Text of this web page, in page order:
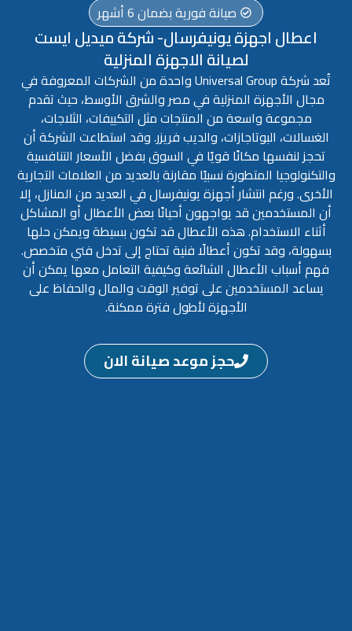
صيانة فورية بضمان 6 أشهر
اعطال اجهزة يونيفرسال- شركة ميديل ايست
لصيانة الاجهزة المنزلية
تُعد شركة Universal Group واحدة من الشركات المعروفة في
مجال الأجهزة المنزلية في مصر والشرق الأوسط، حيث تقدم
مجموعة واسعة من المنتجات مثل التكييفات، الثلاجات،
الغسالات، البوتاجازات، والديب فريزر. وقد استطاعت الشركة أن
تحجز لنفسها مكانًا قويًا في السوق بفضل الأسعار التنافسية
والتكنولوجيا المتطورة نسبيًا مقارنة بالعديد من العلامات التجارية
الأخرى. ورغم انتشار أجهزة يونيفرسال في العديد من المنازل، إلا
أن المستخدمين قد يواجهون أحيانًا بعض الأعطال أو المشاكل
أثناء الاستخدام. هذه الأعطال قد تكون بسيطة ويمكن حلها
بسهولة، وقد تكون أعطالًا فنية تحتاج إلى تدخل فني متخصص.
فهم أسباب الأعطال الشائعة وكيفية التعامل معها يمكن أن
يساعد المستخدمين على توفير الوقت والمال والحفاظ على
الأجهزة لأطول فترة ممكنة.
حجز موعد صيانة الان